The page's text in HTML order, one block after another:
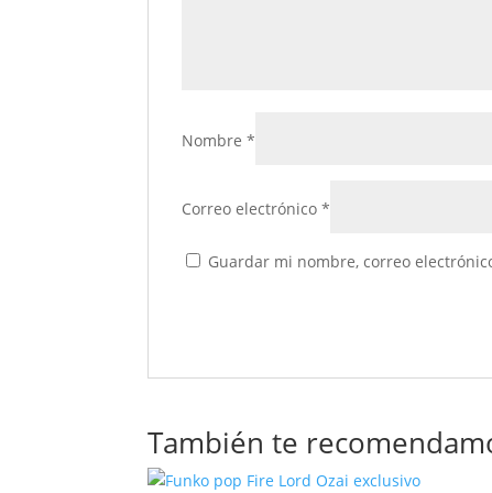
Nombre*
Correo electrónico*
Guardar mi nombre, correo
También te